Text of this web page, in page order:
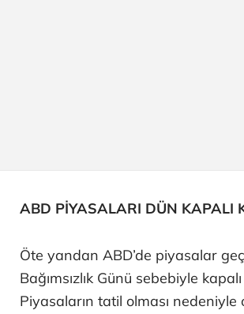
ABD PİYASALARI DÜN KAPALI
Öte yandan ABD’de piyasalar
Bağımsızlık Günü sebebiyle kapalı
Piyasaların tatil olması nedeniyle